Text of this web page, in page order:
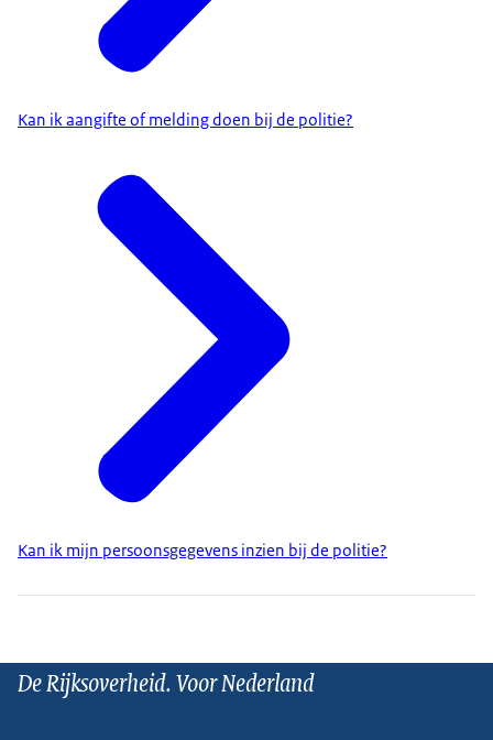
Kan ik aangifte of melding doen bij de politie?
Kan ik mijn persoonsgegevens inzien bij de politie?
De Rijksoverheid. Voor Nederland